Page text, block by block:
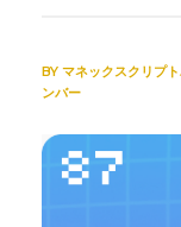
BY マネックスクリプ
ンバー